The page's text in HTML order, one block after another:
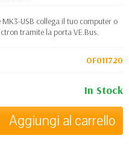
USB collega il tuo computer o
tramite la porta VE.Bus.
OF011720
In Stock
Aggiungi al carrello